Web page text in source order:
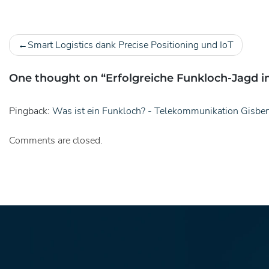
Beitragsnavigation
Smart Logistics dank Precise Positioning und IoT
One thought on “Erfolgreiche Funkloch-Jagd
Pingback: Was ist ein Funkloch? - Telekommunikation
Comments are closed.